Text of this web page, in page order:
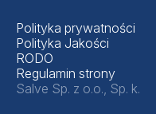
Polityka prywatności
Polityka Jakości
RODO
Regulamin strony
Salve Sp. z o.o., Sp. k.